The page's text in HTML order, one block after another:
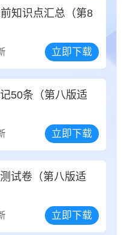
知识点汇总（第8
立即下载
50条（第八版适
立即下载
试卷（第八版适
立即下载